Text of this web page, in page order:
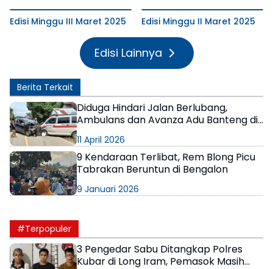
Edisi Minggu III Maret 2025 Edisi Minggu II Maret 2025
Edisi Lainnya
Berita Terkait
Diduga Hindari Jalan Berlubang,
Ambulans dan Avanza Adu Banteng di
11 April 2026
9 Kendaraan Terlibat, Rem Blong Picu
Tabrakan Beruntun di Bengalon
9 Januari 2026
#Terpopuler
3 Pengedar Sabu Ditangkap Polres
Kubar di Long Iram, Pemasok Masih